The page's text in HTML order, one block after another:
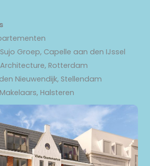
Sujo Groep, Capelle aan den IJssel
Architecture, Rotterdam
Nieuwendijk, Stellendam
Halsteren